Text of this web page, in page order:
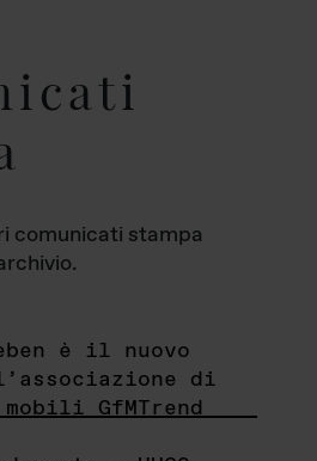
comunicati stampa
è il nuovo
di
GfMTrend